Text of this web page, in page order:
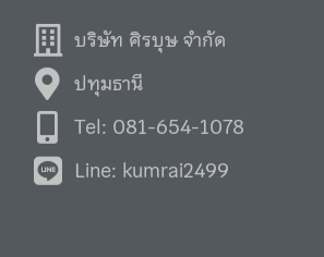
บริษัท ศิรบุษ จำกัด
ปทุมธานี
Tel: 081-654-1078
Line: kumrai2499